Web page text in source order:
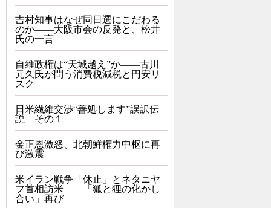
吉村知事はなぜ同日選にこだわる
のか――大阪市会の反発と、松井
氏の一言
自維政権は“天城越え”か――古川
元久氏が問う消費税減税と円安リ
スク
日米繊維交渉“善処します”誤訳伝
説 その１
金正恩激怒、北朝鮮権力中枢に再
び激震
米イラン戦争「休止」とネタニヤ
フ首相訪米――「狐と狸の化かし
合い」再び